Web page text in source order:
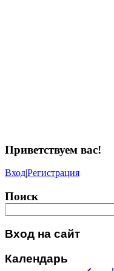
Приветствуем вас!
Вход|Регистрация
Поиск
Вход на сайт
Календарь